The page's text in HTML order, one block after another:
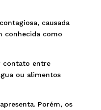
causada
conhecida como
contato entre
ou alimentos
Porém, os